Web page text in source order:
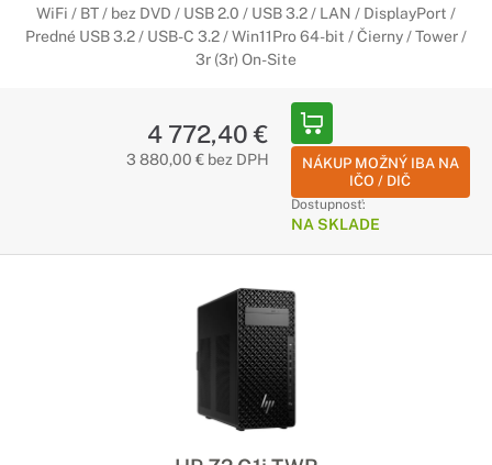
WiFi / BT / bez DVD / USB 2.0 / USB 3.2 / LAN / DisplayPort /
Predné USB 3.2 / USB-C 3.2 / Win11Pro 64-bit / Čierny / Tower /
3r (3r) On-Site
4 772,40 €
3 880,00 € bez DPH
NÁKUP MOŽNÝ IBA NA
IČO / DIČ
Dostupnosť:
NA SKLADE